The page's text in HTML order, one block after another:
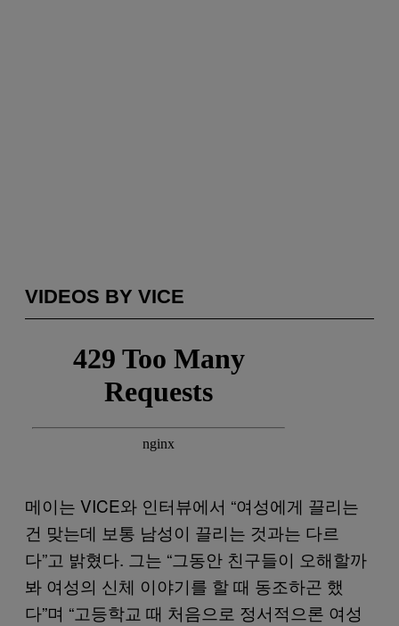
VIDEOS BY VICE
메이는 VICE와 인터뷰에서 “여성에게 끌리는
건 맞는데 보통 남성이 끌리는 것과는 다르
다”고 밝혔다. 그는 “그동안 친구들이 오해할까
봐 여성의 신체 이야기를 할 때 동조하곤 했
다”며 “고등학교 때 처음으로 정서적으론 여성